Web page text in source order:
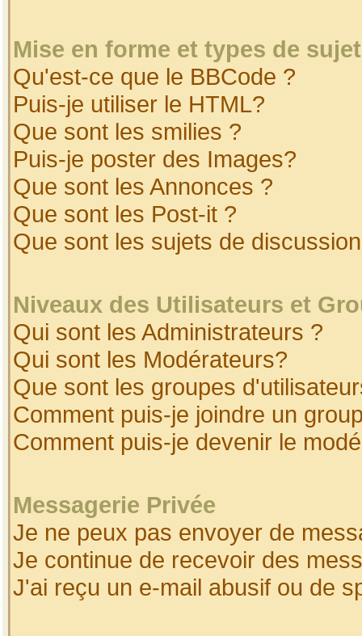
Mise en forme et types de
Qu'est-ce que le BBCode ?
Puis-je utiliser le HTML?
Que sont les smilies ?
Puis-je poster des Images?
Que sont les Annonces ?
Que sont les Post-it ?
Que sont les sujets de
Niveaux des Utilisateurs et
Qui sont les Administrateurs ?
Qui sont les Modérateurs?
Que sont les groupes
Comment puis-je joindre un
Comment puis-je devenir le
Messagerie Privée
Je ne peux pas envoyer de
Je continue de recevoir des
J'ai reçu un e-mail abusif ou de